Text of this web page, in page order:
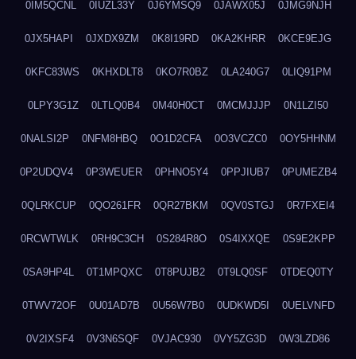
0IM5QCNL 0IUZL33Y 0J6YMSQ9 0JAWX05J 0JMG9NJH
0JX5HAPI 0JXDX9ZM 0K8I19RD 0KA2KHRR 0KCE9EJG
0KFC83WS 0KHXDLT8 0KO7R0BZ 0LA240G7 0LIQ91PM
0LPY3G1Z 0LTLQ0B4 0M40H0CT 0MCMJJJP 0N1LZI50
0NALSI2P 0NFM8HBQ 0O1D2CFA 0O3VCZC0 0OY5HHNM
0P2UDQV4 0P3WEUER 0PHNO5Y4 0PPJIUB7 0PUMEZB4
0QLRKCUP 0QO261FR 0QR27BKM 0QV0STGJ 0R7FXEI4
0RCWTWLK 0RH9C3CH 0S284R8O 0S4IXXQE 0S9E2KPP
0SA9HP4L 0T1MPQXC 0T8PUJB2 0T9LQ0SF 0TDEQ0TY
0TWV72OF 0U01AD7B 0U56W7B0 0UDKWD5I 0UELVNFD
0V2IXSF4 0V3N6SQF 0VJAC930 0VY5ZG3D 0W3LZD86